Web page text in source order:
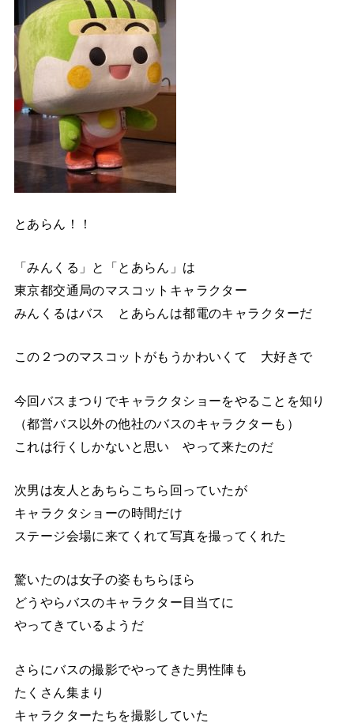
とあらん！！
「みんくる」と「とあらん」は
東京都交通局のマスコットキャラクター
みんくるはバス とあらんは都電のキャラクターだ
この２つのマスコットがもうかわいくて 大好きで
今回バスまつりでキャラクタショーをやることを知り
（都営バス以外の他社のバスのキャラクターも）
これは行くしかないと思い やって来たのだ
次男は友人とあちらこちら回っていたが
キャラクタショーの時間だけ
ステージ会場に来てくれて写真を撮ってくれた
驚いたのは女子の姿もちらほら
どうやらバスのキャラクター目当てに
やってきているようだ
さらにバスの撮影でやってきた男性陣も
たくさん集まり
キャラクターたちを撮影していた